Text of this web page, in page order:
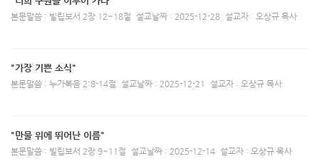
본문말씀 : 빌립보서 2장 12~18절 설교날짜 : 2025-12-28 설교자 : 오상규 목사
"가장 기쁜 소식"
본문말씀 : 누가복음 2:8-14절 설교날짜 : 2025-12-21 설교자 : 오상규 목사
"만물 위에 뛰어난 이름"
본문말씀 : 빌립보서 2장 9~11절 설교날짜 : 2025-12-14 설교자 : 오상규 목사